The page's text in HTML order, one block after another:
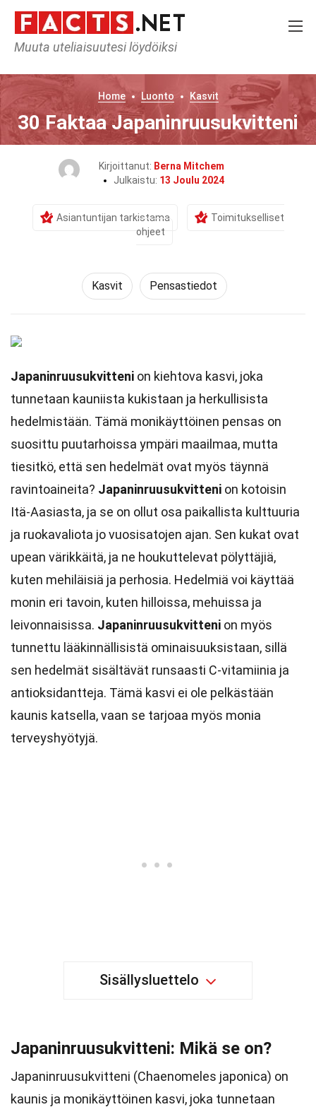
Muuta uteliaisuutesi löydöiksi
Home Luonto Kasvit
30 Faktaa Japaninruusukvitteni
Kirjoittanut: Berna Mitchem
Julkaistu: 13 Joulu 2024
Asiantuntijan tarkistama
Toimitukselliset
ohjeet
Kasvit Pensastiedot
Japaninruusukvitteni on kiehtova kasvi, joka
tunnetaan kauniista kukistaan ja herkullisista
hedelmistään. Tämä monikäyttöinen pensas on
suosittu puutarhoissa ympäri maailmaa, mutta
tiesitkö, että sen hedelmät ovat myös täynnä
ravintoaineita? Japaninruusukvitteni on kotoisin
Itä-Aasiasta, ja se on ollut osa paikallista kulttuuria
ja ruokavaliota jo vuosisatojen ajan. Sen kukat ovat
upean värikkäitä, ja ne houkuttelevat pölyttäjiä,
kuten mehiläisiä ja perhosia. Hedelmiä voi käyttää
monin eri tavoin, kuten hilloissa, mehuissa ja
leivonnaisissa. Japaninruusukvitteni on myös
tunnettu lääkinnällisistä ominaisuuksistaan, sillä
sen hedelmät sisältävät runsaasti C-vitamiinia ja
antioksidantteja. Tämä kasvi ei ole pelkästään
kaunis katsella, vaan se tarjoaa myös monia
terveyshyötyjä.
Sisällysluettelo
Japaninruusukvitteni: Mikä se on?
Japaninruusukvitteni (Chaenomeles japonica) on
kaunis ja monikäyttöinen kasvi, joka tunnetaan